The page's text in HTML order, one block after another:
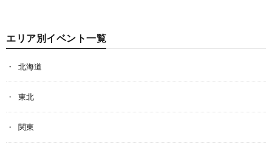
エリア別イベント一覧
北海道
東北
関東